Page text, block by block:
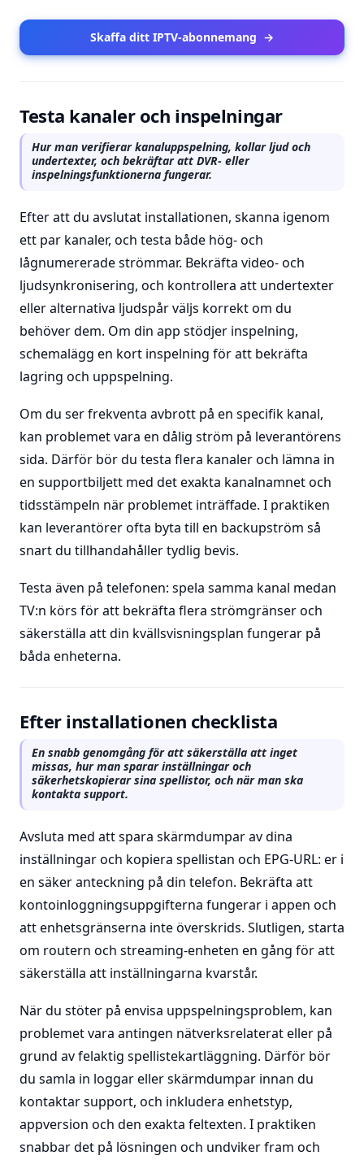
Skaffa ditt IPTV-abonnemang →
Testa kanaler och inspelningar
Hur man verifierar kanaluppspelning, kollar ljud och
undertexter, och bekräftar att DVR- eller
inspelningsfunktionerna fungerar.
Efter att du avslutat installationen, skanna igenom
ett par kanaler, och testa både hög- och
lågnumererade strömmar. Bekräfta video- och
ljudsynkronisering, och kontrollera att undertexter
eller alternativa ljudspår väljs korrekt om du
behöver dem. Om din app stödjer inspelning,
schemalägg en kort inspelning för att bekräfta
lagring och uppspelning.
Om du ser frekventa avbrott på en specifik kanal,
kan problemet vara en dålig ström på leverantörens
sida. Därför bör du testa flera kanaler och lämna in
en supportbiljett med det exakta kanalnamnet och
tidsstämpeln när problemet inträffade. I praktiken
kan leverantörer ofta byta till en backupström så
snart du tillhandahåller tydlig bevis.
Testa även på telefonen: spela samma kanal medan
TV:n körs för att bekräfta flera strömgränser och
säkerställa att din kvällsvisningsplan fungerar på
båda enheterna.
Efter installationen checklista
En snabb genomgång för att säkerställa att inget
missas, hur man sparar inställningar och
säkerhetskopierar sina spellistor, och när man ska
kontakta support.
Avsluta med att spara skärmdumpar av dina
inställningar och kopiera spellistan och EPG-URL: er i
en säker anteckning på din telefon. Bekräfta att
kontoinloggningsuppgifterna fungerar i appen och
att enhetsgränserna inte överskrids. Slutligen, starta
om routern och streaming-enheten en gång för att
säkerställa att inställningarna kvarstår.
När du stöter på envisa uppspelningsproblem, kan
problemet vara antingen nätverksrelaterat eller på
grund av felaktig spellistekartläggning. Därför bör
du samla in loggar eller skärmdumpar innan du
kontaktar support, och inkludera enhetstyp,
appversion och den exakta feltexten. I praktiken
snabbar det på lösningen och undviker fram och